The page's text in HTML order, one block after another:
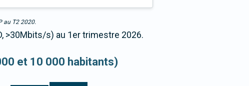
au T2 2020.
>30Mbits/s) au 1er trimestre 2026.
et 10 000 habitants)